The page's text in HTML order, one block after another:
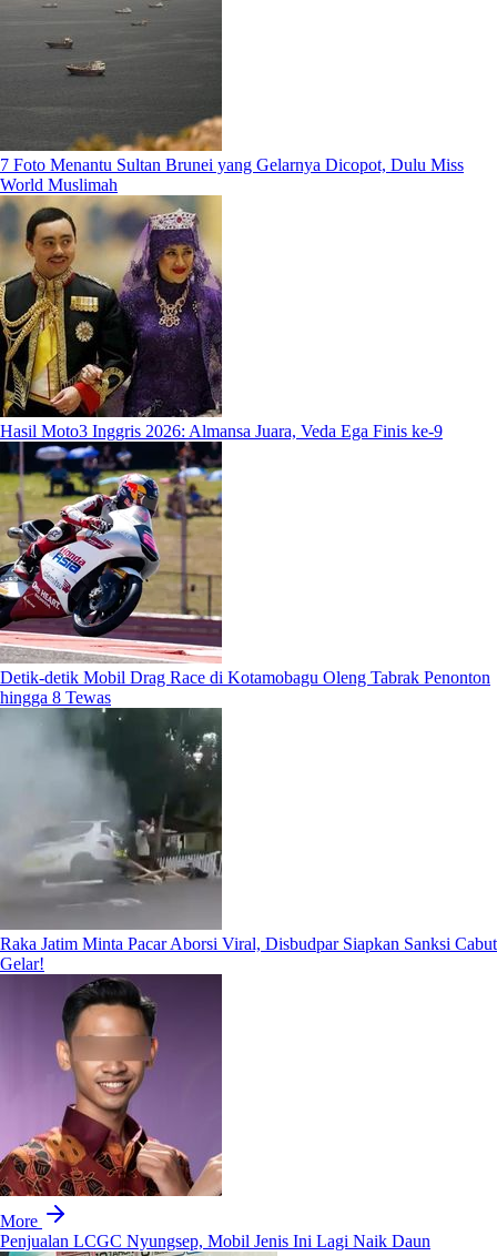
7 Foto Menantu Sultan Brunei yang Gelarnya Dicopot, Dulu Miss
World Muslimah
Hasil Moto3 Inggris 2026: Almansa Juara, Veda Ega Finis ke-9
Detik-detik Mobil Drag Race di Kotamobagu Oleng Tabrak Penonton
hingga 8 Tewas
Raka Jatim Minta Pacar Aborsi Viral, Disbudpar Siapkan Sanksi Cabut
Gelar!
More
Penjualan LCGC Nyungsep, Mobil Jenis Ini Lagi Naik Daun